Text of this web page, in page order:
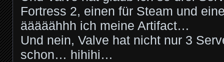
Fortress 2, einen für Steam und
ääääähhh ich meine Artifact…
Und nein, Valve hat nicht nur 3
schon… hihihi…